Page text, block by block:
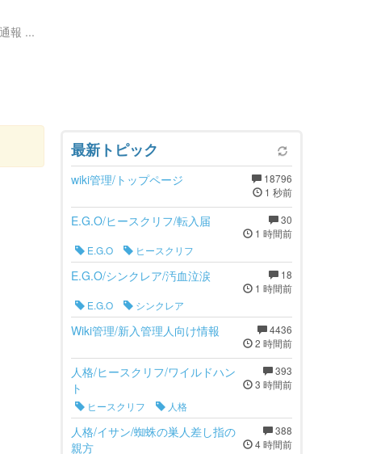
通報 ...
最新トピック
18796
1 秒前
wiki管理/トップページ
30
1 時間前
E.G.O/ヒースクリフ/転入届
E.G.O
ヒースクリフ
18
1 時間前
E.G.O/シンクレア/汚血泣涙
E.G.O
シンクレア
4436
2 時間前
Wiki管理/新入管理人向け情報
393
3 時間前
人格/ヒースクリフ/ワイルドハン
ト
ヒースクリフ
人格
388
4 時間前
人格/イサン/蜘蛛の巣人差し指の
親方